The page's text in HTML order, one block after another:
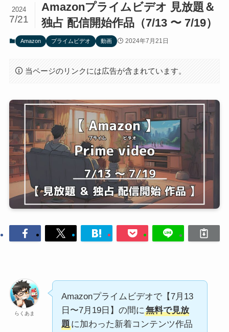
Amazonプライムビデオ 見放題＆
独占 配信開始作品（7/13 〜 7/19）
2024
7/21
Amazon プライムビデオ 動画 2024年7月21日
当ページのリンクには広告が含まれています。
らくあま
Amazonプライムビデオで【7月13
日〜7月19日】の間に無料で見放
題に加わった新着コンテンツ作品